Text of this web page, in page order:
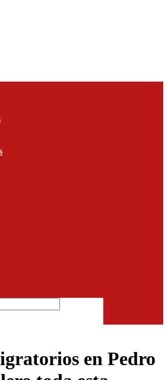
en Pedro